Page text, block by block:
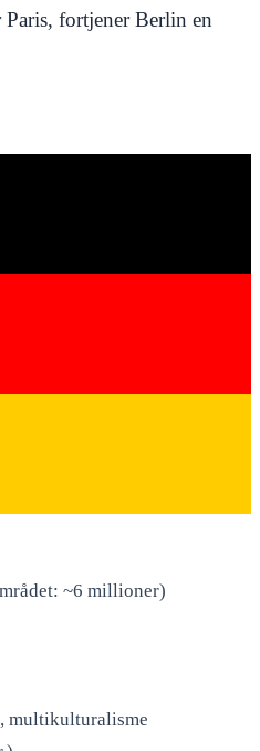
fortjener Berlin en
~6 millioner)
multikulturalisme